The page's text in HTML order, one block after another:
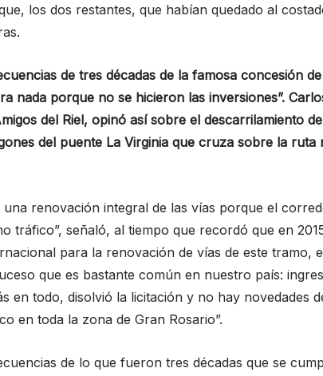
los dos restantes, que habían quedado al
de tres décadas de la famosa concesión
nada porque no se hicieron las inversiones”.
del Riel, opinó así sobre el descarrilamiento
del puente La Virginia que cruza sobre la ruta
una renovación integral de las vías porque el
tráfico”, señaló, al tiempo que recordó que en
para la renovación de vías de este tramo,
que es bastante común en nuestro país:
en todo, disolvió la licitación y no hay novedades
en toda la zona de Gran Rosario”.
de lo que fueron tres décadas que se